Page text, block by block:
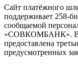
Сайт платёжного
поддерживает 258-
сообщаемой
«СОВКОМБАНК».
предоставлена
предусмотренных